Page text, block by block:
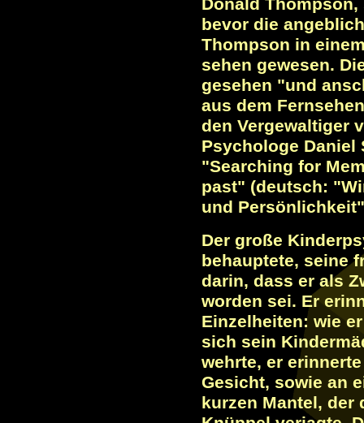
Donald
bevor die
Thompson in
sehen gewesen.
gesehen "und
aus dem
den Vergewaltiger
Psychologe Daniel
"Searching for
past" (deutsch:
und
Der große
behauptete, seine
darin, dass er als
worden sei. Er
Einzelheiten: wie
sich sein
wehrte, er
Gesicht, sowie an
kurzen Mantel, der